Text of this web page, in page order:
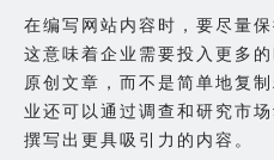
在编写网站内容时，要尽量
这意味着企业需要投入更多
原创文章，而不是简单地复
业还可以通过调查和研究市
撰写出更具吸引力的内容。